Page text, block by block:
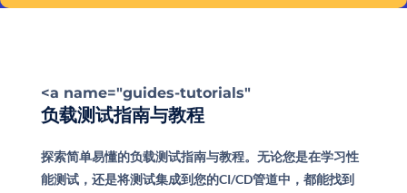
<a name="guides-tutorials"
负载测试指南与教程
探索简单易懂的负载测试指南与教程。无论您是在学习性
能测试，还是将测试集成到您的CI/CD管道中，都能找到